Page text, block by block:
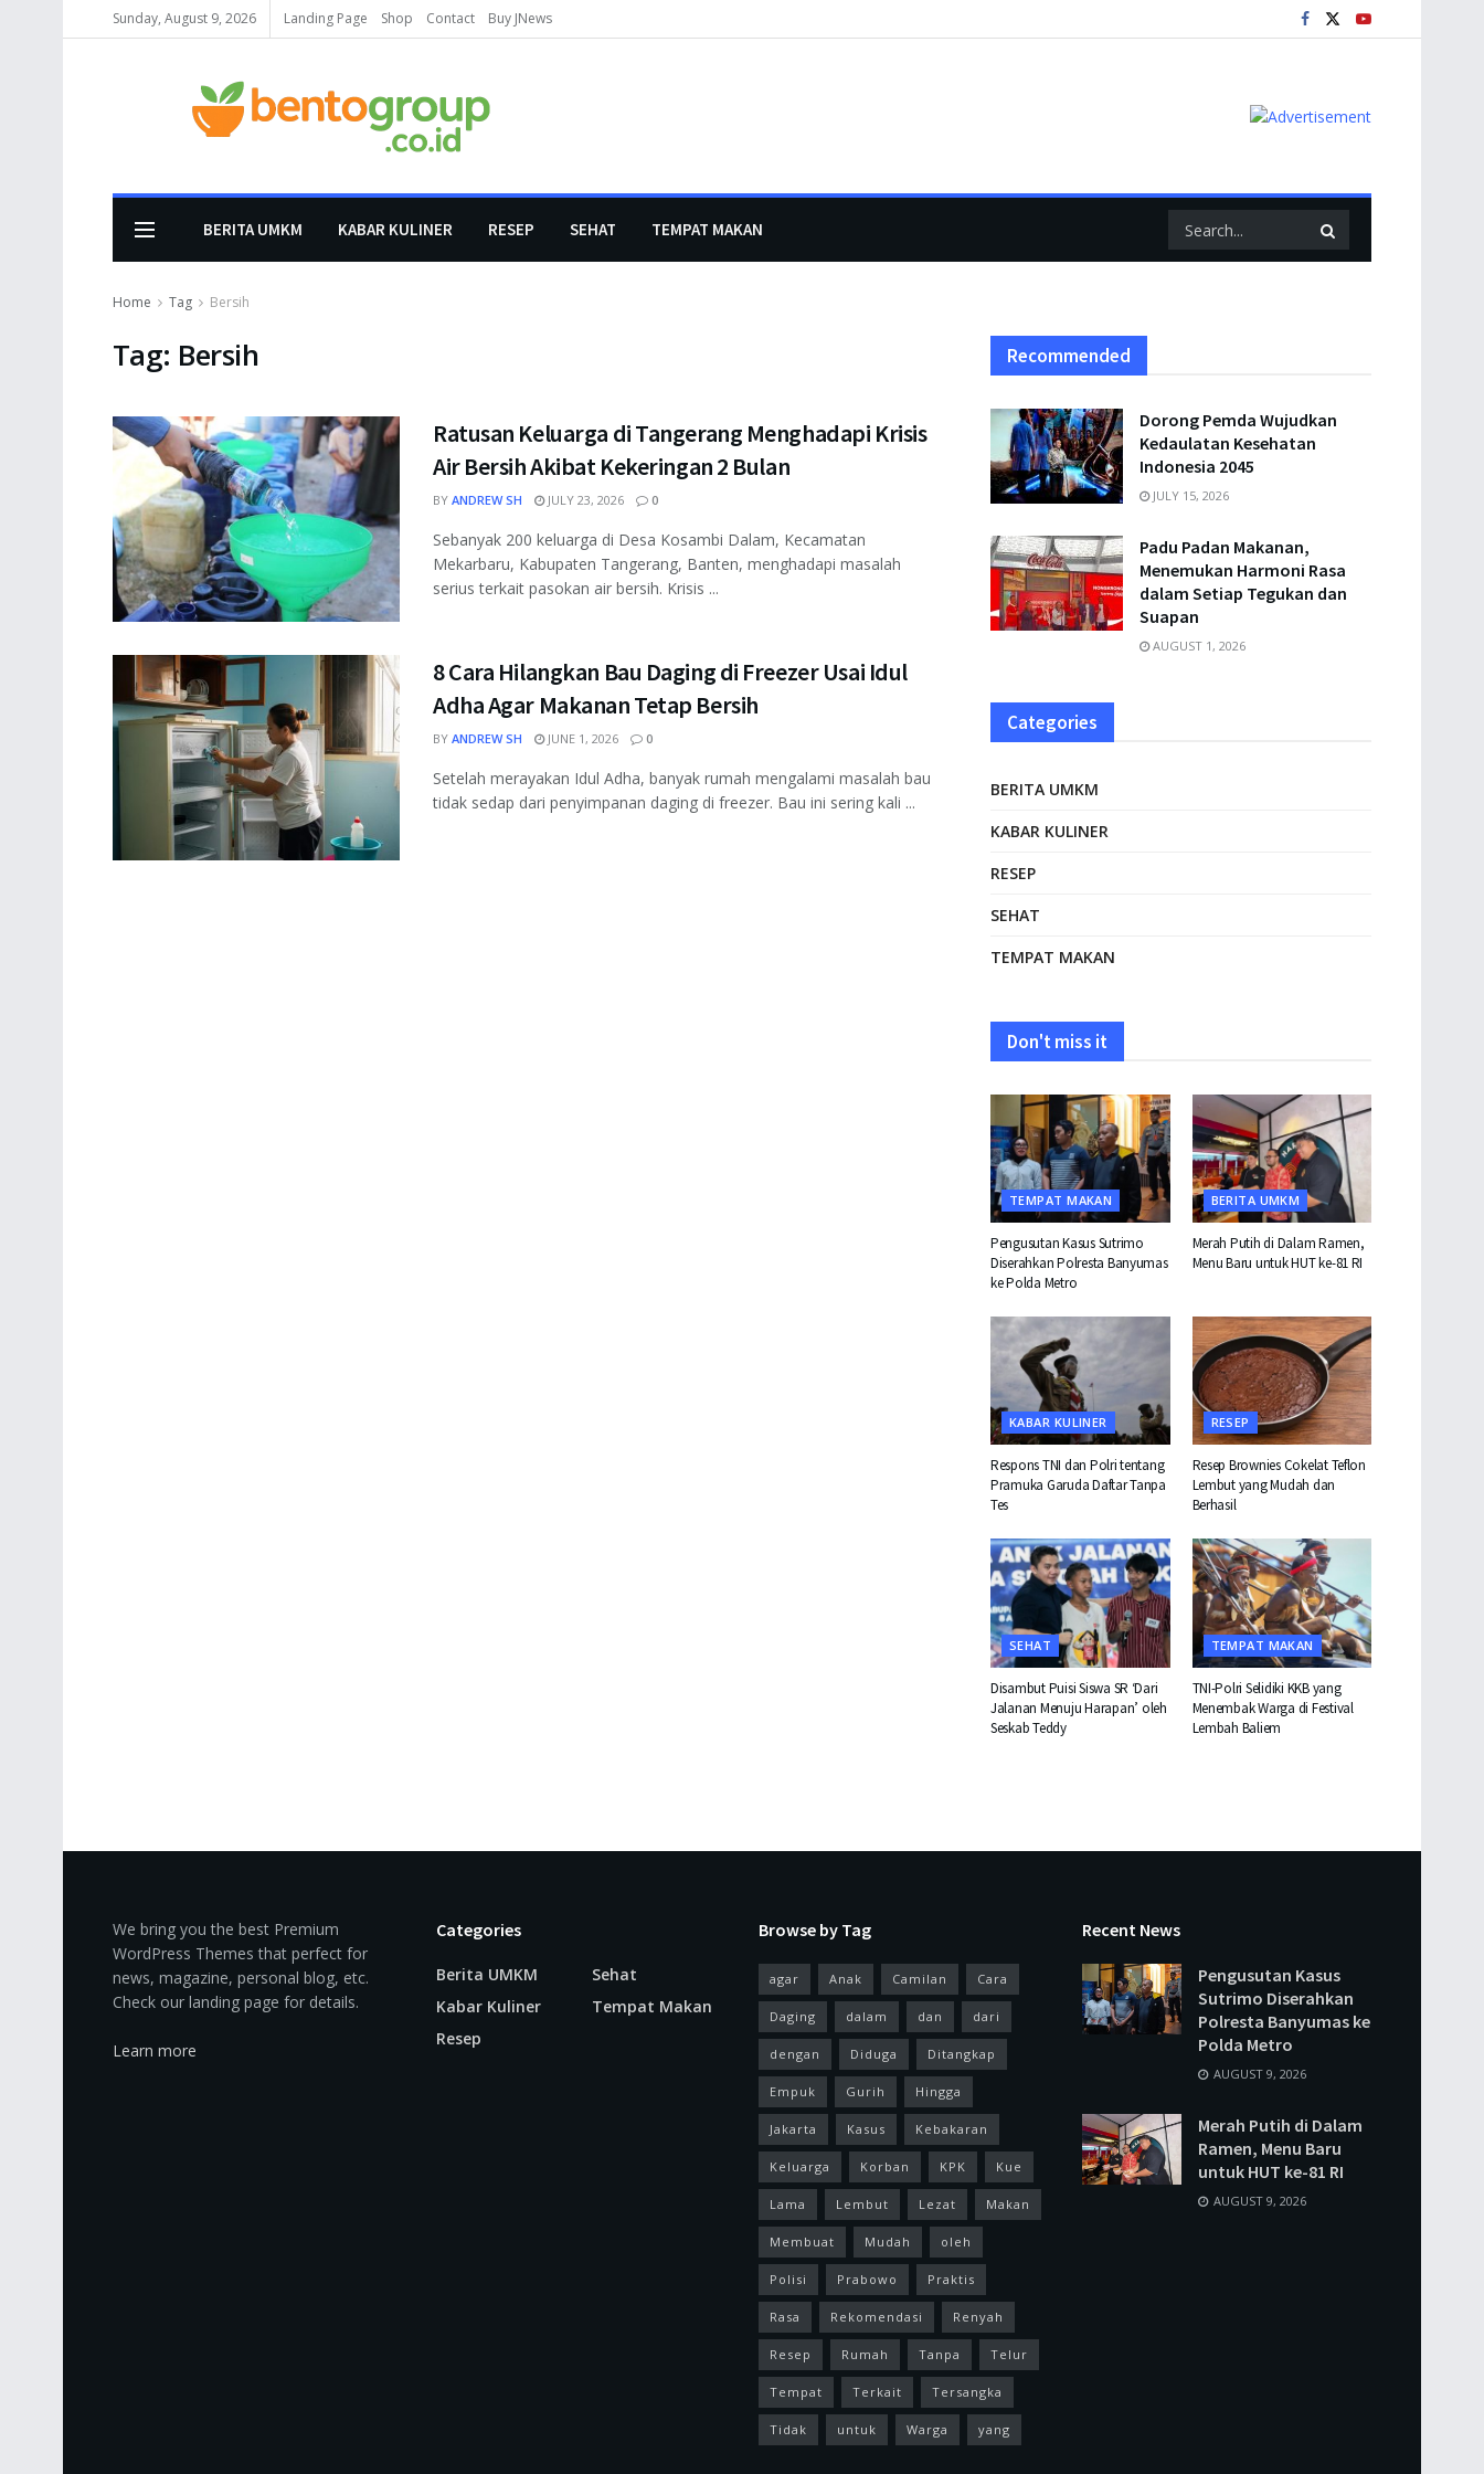
Sunday, August 9, 2026 Landing Page Shop Contact Buy JNews
BERITA UMKM KABAR KULINER RESEP SEHAT TEMPAT MAKAN
Home Tag Bersih
Tag: Bersih
Ratusan Keluarga di Tangerang Menghadapi Krisis
Air Bersih Akibat Kekeringan 2 Bulan
BY ANDREW SH JULY 23, 2026 0
Sebanyak 200 keluarga di Desa Kosambi Dalam, Kecamatan
Mekarbaru, Kabupaten Tangerang, Banten, menghadapi masalah
serius terkait pasokan air bersih. Krisis ...
8 Cara Hilangkan Bau Daging di Freezer Usai Idul
Adha Agar Makanan Tetap Bersih
BY ANDREW SH JUNE 1, 2026 0
Setelah merayakan Idul Adha, banyak rumah mengalami masalah bau
tidak sedap dari penyimpanan daging di freezer. Bau ini sering kali ...
Recommended
Dorong Pemda Wujudkan
Kedaulatan Kesehatan
Indonesia 2045
JULY 15, 2026
Padu Padan Makanan,
Menemukan Harmoni Rasa
dalam Setiap Tegukan dan
Suapan
AUGUST 1, 2026
Categories
BERITA UMKM
KABAR KULINER
RESEP
SEHAT
TEMPAT MAKAN
Don't miss it
TEMPAT MAKAN
Pengusutan Kasus Sutrimo
Diserahkan Polresta Banyumas
ke Polda Metro
BERITA UMKM
Merah Putih di Dalam Ramen,
Menu Baru untuk HUT ke-81 RI
KABAR KULINER
Respons TNI dan Polri tentang
Pramuka Garuda Daftar Tanpa
Tes
RESEP
Resep Brownies Cokelat Teflon
Lembut yang Mudah dan
Berhasil
SEHAT
Disambut Puisi Siswa SR ‘Dari
Jalanan Menuju Harapan’ oleh
Seskab Teddy
TEMPAT MAKAN
TNI-Polri Selidiki KKB yang
Menembak Warga di Festival
Lembah Baliem
We bring you the best Premium
WordPress Themes that perfect for
news, magazine, personal blog, etc.
Check our landing page for details.
Learn more
Categories
Berita UMKM
Kabar Kuliner
Resep
Sehat
Tempat Makan
Browse by Tag
agar Anak Camilan Cara
Daging dalam dan dari
dengan Diduga Ditangkap
Empuk Gurih Hingga
Jakarta Kasus Kebakaran
Keluarga Korban KPK Kue
Lama Lembut Lezat Makan
Membuat Mudah oleh
Polisi Prabowo Praktis
Rasa Rekomendasi Renyah
Resep Rumah Tanpa Telur
Tempat Terkait Tersangka
Tidak untuk Warga yang
Recent News
Pengusutan Kasus
Sutrimo Diserahkan
Polresta Banyumas ke
Polda Metro
AUGUST 9, 2026
Merah Putih di Dalam
Ramen, Menu Baru
untuk HUT ke-81 RI
AUGUST 9, 2026